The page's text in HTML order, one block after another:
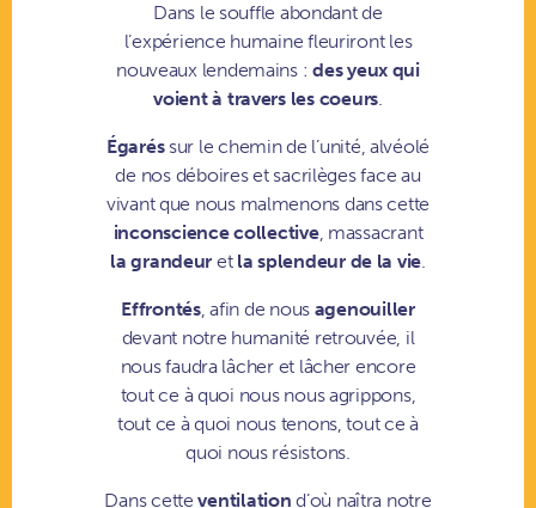
Dans le souffle abondant de
l’expérience humaine fleuriront les
nouveaux lendemains :des yeux qui
voient à travers les coeurs.
Égaréssur le chemin de l’unité, alvéolé
de nos déboires et sacrilèges face au
vivant que nous malmenons dans cette
inconscience collective, massacrant
la grandeur et la splendeur de la vie.
Effrontés, afin de nous agenouiller
devant notre humanité retrouvée, il
nous faudra lâcher et lâcher encore
tout ce à quoi nous nous agrippons,
tout ce à quoi nous tenons, tout ce à
quoi nous résistons.
Dans cetteventilation d’où naîtra notre